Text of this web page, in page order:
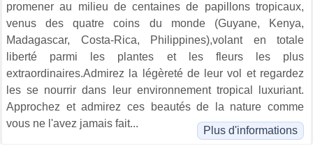
promener au milieu de centaines de papillons tropicaux,
venus des quatre coins du monde (Guyane, Kenya,
Madagascar, Costa-Rica, Philippines),volant en totale
liberté parmi les plantes et les fleurs les plus
extraordinaires.Admirez la légèreté de leur vol et regardez
les se nourrir dans leur environnement tropical luxuriant.
Approchez et admirez ces beautés de la nature comme
vous ne l'avez jamais fait...
Plus d'informations